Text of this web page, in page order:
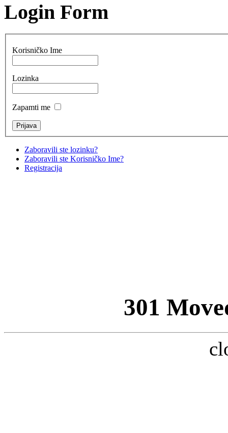
Login Form
Korisničko Ime
Lozinka
Zapamti me
Zaboravili ste lozinku?
Zaboravili ste Korisničko Ime?
Registracija
301